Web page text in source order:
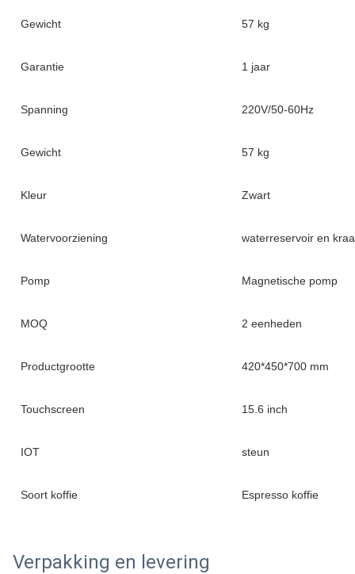
Gewicht 57 kg
Garantie 1 jaar
Spanning 220V/50-60Hz
Gewicht 57 kg
Kleur Zwart
Watervoorziening waterreservoir en
Pomp Magnetische pomp
MOQ 2 eenheden
Productgrootte 420*450*700 mm
Touchscreen 15.6 inch
IOT steun
Soort koffie Espresso koffie
Verpakking en levering